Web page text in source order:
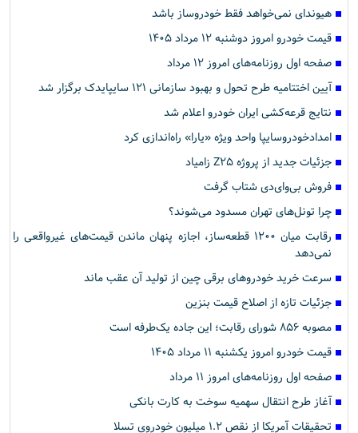
هیوندای نمی‌خواهد فقط خودروساز باشد
قیمت خودرو امروز دوشنبه ۱۲ مرداد ۱۴۰۵
صفحه اول روزنامه‌های امروز ۱۲ مرداد
آیین اختتامیه طرح تحول و بهبود سازمانی ۱۲۱ سایپایدک برگزار شد
نتایج قرعه‌کشی ایران خودرو اعلام شد
امدادخودروسایپا واحد ویژه «یارا» راه‌اندازی کرد
جزئیات جدید از پروژه Z۲۵ زامیاد
فروش بی‌وای‌دی شتاب گرفت
چرا تونل‌های تهران مسدود می‌شوند؟
رقابت میان ۱۲۰۰ قطعه‌ساز، اجازه پنهان ماندن قیمت‌های غیرواقعی را
نمی‌دهد
سرعت خرید خودروهای برقی چین از تولید آن عقب ماند
جزئیات تازه از اصلاح قیمت بنزین
مصوبه ۸۵۶ شورای رقابت؛ این جاده یک‌طرفه است
قیمت خودرو امروز یکشنبه ۱۱ مرداد ۱۴۰۵
صفحه اول روزنامه‌های امروز ۱۱ مرداد
آغاز طرح انتقال سهمیه سوخت به کارت بانکی
تحقیقات آمریکا از نقص ۱.۲ میلیون خودروی تسلا